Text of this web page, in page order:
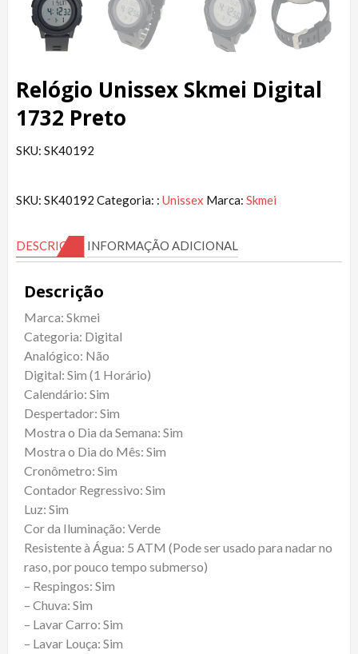
Relógio Unissex Skmei Digital
1732 Preto
SKU: SK40192
SKU: SK40192 Categoria: : Unissex Marca: Skmei
DESCRIÇÃO INFORMAÇÃO ADICIONAL
Descrição
Marca: Skmei
Categoria: Digital
Analógico: Não
Digital: Sim (1 Horário)
Calendário: Sim
Despertador: Sim
Mostra o Dia da Semana: Sim
Mostra o Dia do Mês: Sim
Cronômetro: Sim
Contador Regressivo: Sim
Luz: Sim
Cor da Iluminação: Verde
Resistente à Água: 5 ATM (Pode ser usado para nadar no
raso, por pouco tempo submerso)
– Respingos: Sim
– Chuva: Sim
– Lavar Carro: Sim
– Lavar Louça: Sim